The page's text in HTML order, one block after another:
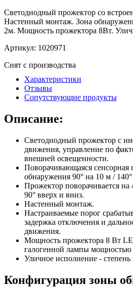
Светодиодный прожектор со
Настенный монтаж. Зона
2м. Мощность прожектора 8Вт.
Артикул: 1020971
Снят с производства
Характеристики
Отзывы
Сопутствующие продукты
Описание:
Светодиодный прожектор с
движения, управление по
внешней освещенности.
Поворачивающаяся сенсорная
обнаружения 90° на 10 м /
Прожектор поворачивается на
90° вверх и вниз.
Настенный монтаж.
Настраиваемые порог
задержка отключения и
движения.
Мощность прожектора 8 Вт
галогенной лампы мощностью
Уличное исполнение -
Конфигурация зоны